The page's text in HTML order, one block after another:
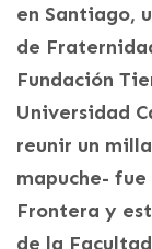
en Santiago,
de
Fundación
Universidad
reunir un
mapuche-
Frontera y
de la